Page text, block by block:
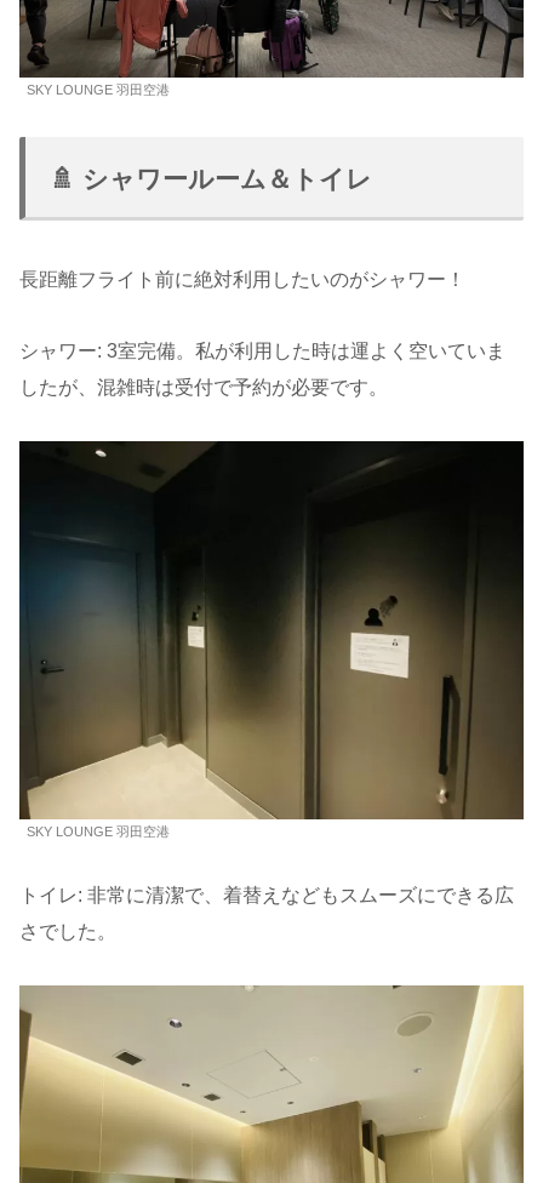
SKY LOUNGE 羽田空港
🚿 シャワールーム＆トイレ
長距離フライト前に絶対利用したいのがシャワー！
シャワー: 3室完備。私が利用した時は運よく空いていま
したが、混雑時は受付で予約が必要です。
SKY LOUNGE 羽田空港
トイレ: 非常に清潔で、着替えなどもスムーズにできる広
さでした。